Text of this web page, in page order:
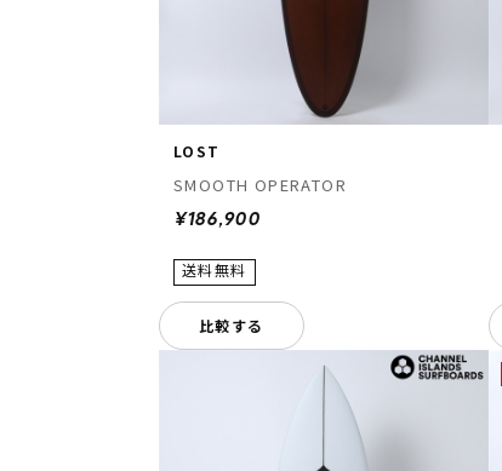
LOST
SMOOTH OPERATOR
¥186,900
比較する